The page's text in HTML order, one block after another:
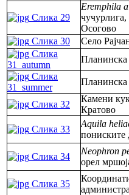
Слика 29
Eremphila
Осогово
Слика 30
Село
Слика
31_autumn
Планинска
Слика
31_summer
Планинска
Слика 32
Камени
Кратово
Слика 33
Aquila
пониските
Слика 34
Neophron
орел
Слика 35